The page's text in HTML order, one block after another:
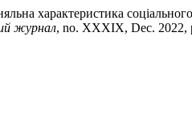
характеристика соціального
журнал, no. XXXIX, Dec. 2022,